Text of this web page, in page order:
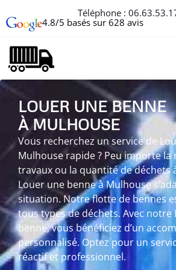
Téléphone :
4.8/5 basés sur 628 avis
LOUER UNE BENNE
À MULHOUSE
Vous recherchez un service de
Mulhouse rapide ? Peu importe la
travaux ou la quantité de déchets
Louer une benne à Mulhouse
situation. Notre flotte de bennes
tous types de déchets. Avec notre
benne, vous bénéficiez d’un
personnalisé. Optez pour un
réactif et professionnel.